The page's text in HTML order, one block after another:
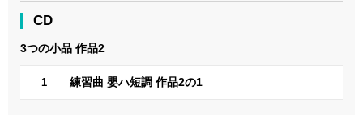
CD
3つの小品 作品2
1 練習曲 嬰ハ短調 作品2の1